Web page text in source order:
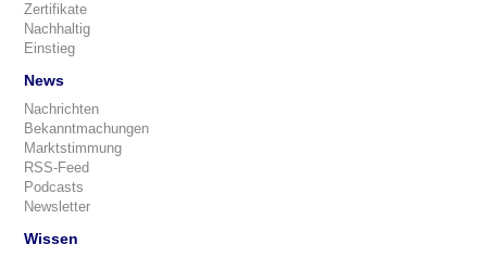
Zertifikate
Nachhaltig
Einstieg
News
Nachrichten
Bekanntmachungen
Marktstimmung
RSS-Feed
Podcasts
Newsletter
Wissen